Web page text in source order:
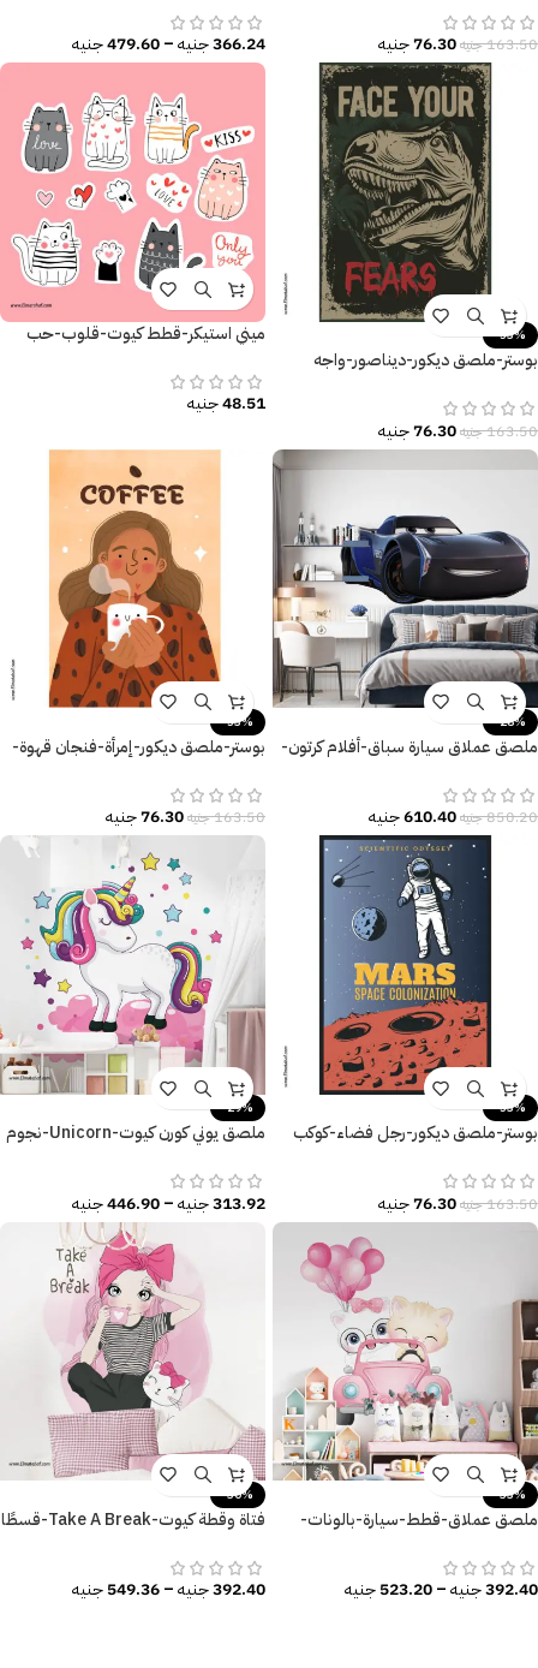
163.50جنيه76.30جنيه
366.24جنيه–
479.60جنيه
-53%
بوستر-ملصق ديكور-ديناصور-واجه
163.50جنيه76.30جنيه
ميني استيكر-قطط كيوت-قلوب-حب
48.51جنيه
-28%
ملصق عملاق سيارة سباق-أفلام كرتون-
850.20جنيه610.40جنيه
-53%
بوستر-ملصق ديكور-إمرأة-فنجان قهوة-
163.50جنيه76.30جنيه
-53%
بوستر-ملصق ديكور-رجل فضاء-كوكب
163.50جنيه76.30جنيه
-29%
ملصق يوني كورن كيوت-Unicorn-نجوم
313.92جنيه–
446.90جنيه
-33%
ملصق عملاق-قطط-سيارة-بالونات-
392.40جنيه–
523.20جنيه
-30%
فتاة وقطة كيوت-Take A Break-قسطًا
392.40جنيه–
549.36جنيه